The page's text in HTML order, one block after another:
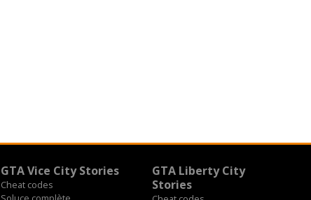
GTA Vice City Stories
Cheat codes
GTA Liberty City
Stories